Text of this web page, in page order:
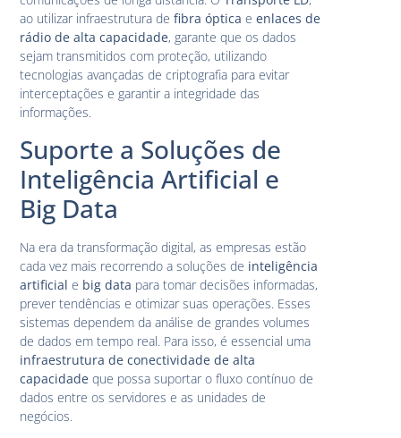
ao utilizar infraestrutura defibra óptica eenlaces de
rádio de alta capacidade, garante que os dados
sejam transmitidos com proteção, utilizando
tecnologias avançadas de criptografia para evitar
interceptações e garantir a integridade das
informações.
Suporte a Soluções de
Inteligência Artificial e
Big Data
Na era da transformação digital, as empresas estão
cada vez mais recorrendo a soluções de inteligência
artificial e big data para tomar decisões informadas,
prever tendências e otimizar suas operações. Esses
sistemas dependem da análise de grandes volumes
de dados em tempo real. Para isso, é essencial uma
infraestrutura de conectividade de alta
capacidade que possa suportar o fluxo contínuo de
dados entre os servidores e as unidades de
negócios.